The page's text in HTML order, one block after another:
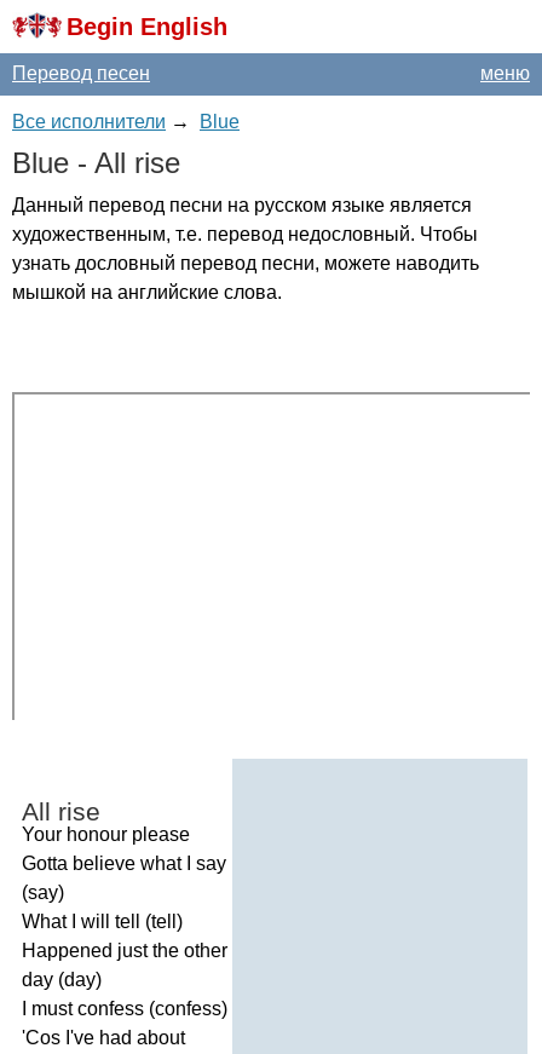
Begin English
меню
Перевод песен
Все исполнители → Blue
Blue - All rise
Данный перевод песни на русском языке является
художественным, т.е. перевод недословный. Чтобы
узнать дословный перевод песни, можете наводить
мышкой на английские слова.
All rise
Your honour please
Gotta believe what
say
(say)
What
will tell (tell )
Happened just the other
day (day)
must confess (confess)
'Cos I've had about